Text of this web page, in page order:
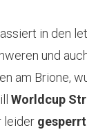
in den
und
am Brione,
Worldcup
leider gesperrt